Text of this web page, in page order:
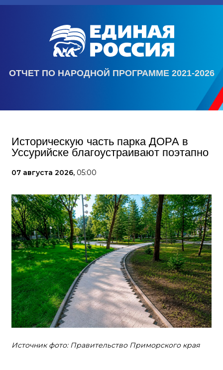
ОТЧЕТ ПО НАРОДНОЙ ПРОГРАММЕ 2021-2026
Историческую часть парка ДОРА в
Уссурийске благоустраивают поэтапно
07 августа 2026, 05:00
Источник фото: Правительство Приморского края